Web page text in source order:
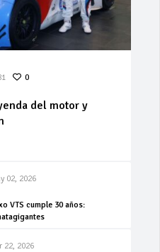
0
del motor y
02, 2026
VTS cumple 30 años:
22, 2026